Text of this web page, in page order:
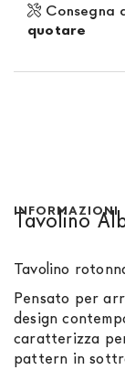
Consegna
quotare
INFORMAZIONI
Tavolino
Tavolino
Pensato per
design
caratterizza
pattern in